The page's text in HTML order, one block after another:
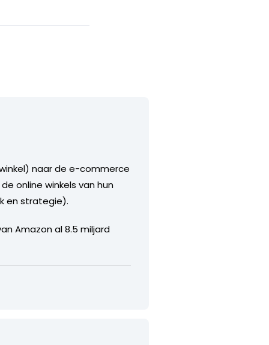
naar de e-commerce
online winkels van hun
en strategie).
Amazon al 8.5 miljard